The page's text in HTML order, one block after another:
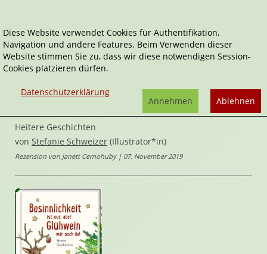
Home
Belletristik
Besinnlichkeit ist aus, aber Glühwein wär noch da!
Besinnlichkeit ist aus, aber
Glühwein wär noch da!
Heitere Geschichten
von Stefanie Schweizer (Illustrator*in)
Rezension von Janett Cernohuby | 07. November 2019
Diese Website verwendet Cookies für Authentifikation,
Navigation und andere Features. Beim Verwenden dieser
Website stimmen Sie zu, dass wir diese notwendigen Session-
Cookies platzieren dürfen.
Datenschutzerklärung
Ablehnen
Annehmen